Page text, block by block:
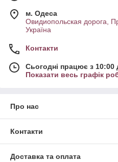
м. Одеса
Овидиопольская дорога,
Україна
Контакти
Сьогодні працює з 10:00
Показати весь графік
Про нас
Контакти
Доставка та оплата